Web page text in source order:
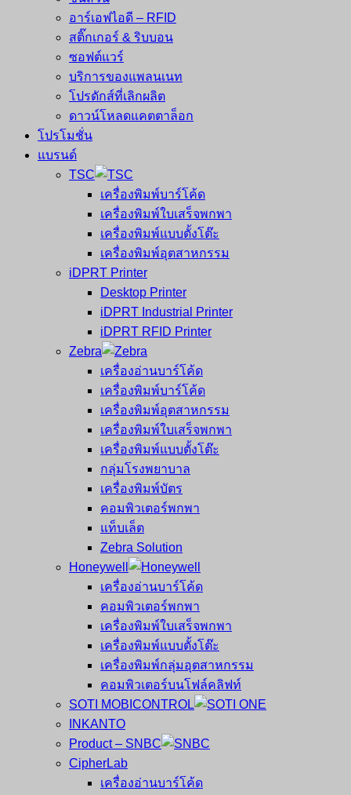
อาร์เอฟไอดี – RFID
สติ๊กเกอร์ & ริบบอน
ซอฟต์แวร์
บริการของแพลนเนท
โปรดักส์ที่เลิกผลิต
ดาวน์โหลดแคตตาล็อก
โปรโมชั่น
แบรนด์
TSC
เครื่องพิมพ์บาร์โค้ด
เครื่องพิมพ์ใบเสร็จพกพา
เครื่องพิมพ์แบบตั้งโต๊ะ
เครื่องพิมพ์อุตสาหกรรม
iDPRT Printer
Desktop Printer
iDPRT Industrial Printer
iDPRT RFID Printer
Zebra
เครื่องอ่านบาร์โค้ด
เครื่องพิมพ์บาร์โค้ด
เครื่องพิมพ์อุตสาหกรรม
เครื่องพิมพ์ใบเสร็จพกพา
เครื่องพิมพ์แบบตั้งโต๊ะ
กลุ่มโรงพยาบาล
เครื่องพิมพ์บัตร
คอมพิวเตอร์พกพา
แท็บเล็ต
Zebra Solution
Honeywell
เครื่องอ่านบาร์โค้ด
คอมพิวเตอร์พกพา
เครื่องพิมพ์ใบเสร็จพกพา
เครื่องพิมพ์แบบตั้งโต๊ะ
เครื่องพิมพ์กลุ่มอุตสาหกรรม
คอมพิวเตอร์บนโฟล์คลิฟท์
SOTI MOBICONTROL
INKANTO
Product – SNBC
CipherLab
เครื่องอ่านบาร์โค้ด